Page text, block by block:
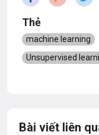
Thẻ
machine learning
Unsupervised
Bài viết liên